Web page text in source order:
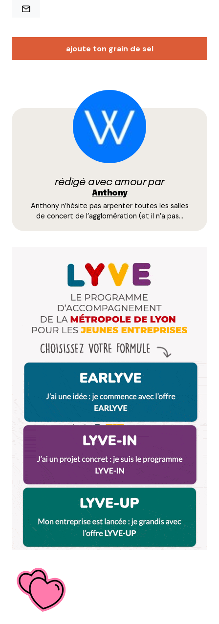
ajoute ton grain de sel
Votre adresse e-mail ne sera pas publiée.
champs obligatoires sont indiqués avec
E-mail *
navigateur pour mon prochain commentaire.
Prévenez-moi de tous les nouveaux commentaires
rédigé avec amour par
Anthony
Anthony n’hésite pas arpenter toutes les salles
de concert de l’agglomération (et il n’a pas…